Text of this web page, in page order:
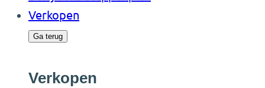
Verkopen
Ga terug
Verkopen